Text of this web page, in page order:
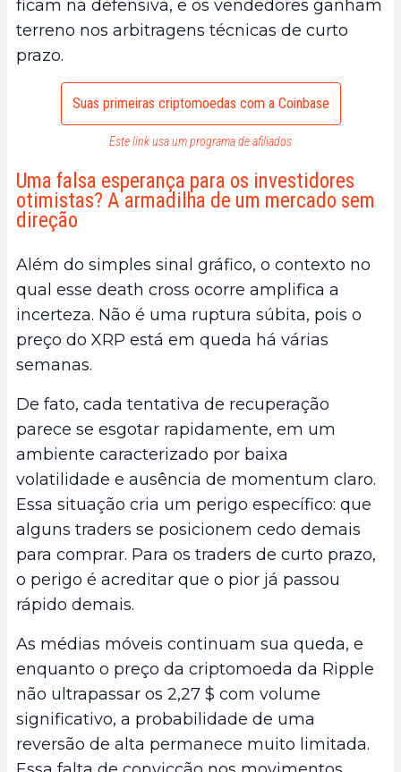
ficam na defensiva, e os vendedores ganham
terreno nos arbitragens técnicas de curto
prazo.
Suas primeiras criptomoedas com a Coinbase
Este link usa um programa de afiliados
Uma falsa esperança para os investidores
otimistas? A armadilha de um mercado sem
direção
Além do simples sinal gráfico, o contexto no
qual esse death cross ocorre amplifica a
incerteza. Não é uma ruptura súbita, pois o
preço do XRP está em queda há várias
semanas.
De fato, cada tentativa de recuperação
parece se esgotar rapidamente, em um
ambiente caracterizado por baixa
volatilidade e ausência de momentum claro.
Essa situação cria um perigo específico: que
alguns traders se posicionem cedo demais
para comprar. Para os traders de curto prazo,
o perigo é acreditar que o pior já passou
rápido demais.
As médias móveis continuam sua queda, e
enquanto o preço da criptomoeda da Ripple
não ultrapassar os 2,27 $ com volume
significativo, a probabilidade de uma
reversão de alta permanece muito limitada.